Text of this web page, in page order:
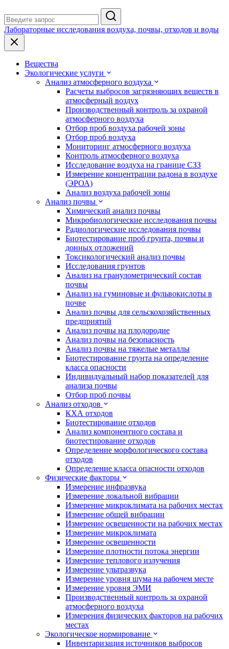
Лабораторные исследования воздуха, почвы, отходов и воды
Вещества
Экологические услуги
Анализ атмосферного воздуха
Расчеты выбросов загрязняющих веществ в
атмосферный воздух
Производственный контроль за охраной
атмосферного воздуха
Отбор проб воздуха рабочей зоны
Отбор проб воздуха
Мониторинг атмосферного воздуха
Контроль атмосферного воздуха
Исследование воздуха на границе СЗЗ
Измерение концентрации радона в воздухе
(ЭРОА)
Анализ воздуха рабочей зоны
Анализ почвы
Химический анализ почвы
Микробиологические исследования почвы
Радиологические исследования почвы
Биотестирование проб грунта, почвы и
донных отложений
Токсикологический анализ почвы
Исследования грунтов
Анализ на гранулометрический состав
почвы
Анализ на гуминовые и фульвокислоты в
почве
Анализ почвы для сельскохозяйственных
предприятий
Анализ почвы на плодородие
Анализ почвы на безопасность
Анализ почвы на тяжелые металлы
Биотестирование грунта на определение
класса опасности
Индивидуальный набор показателей для
анализа почвы
Отбор проб почвы
Анализ отходов
КХА отходов
Биотестирование отходов
Анализ компонентного состава и
биотестирование отходов
Определение морфологического состава
отходов
Определение класса опасности отходов
Физические факторы
Измерение инфразвука
Измерение локальной вибрации
Измерение микроклимата на рабочих местах
Измерение общей вибрации
Измерение освещенности на рабочих местах
Измерение микроклимата
Измерение освещенности
Измерение плотности потока энергии
Измерение теплового излучения
Измерение ультразвука
Измерение уровня шума на рабочем месте
Измерение уровня ЭМИ
Производственный контроль за охраной
атмосферного воздуха
Измерения физических факторов на рабочих
местах
Экологическое нормирование
Инвентаризация источников выбросов